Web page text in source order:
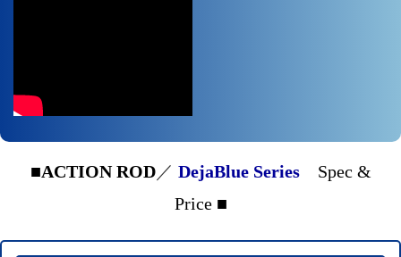
■ACTION ROD／ DejaBlue SeriesSpec &
Price■